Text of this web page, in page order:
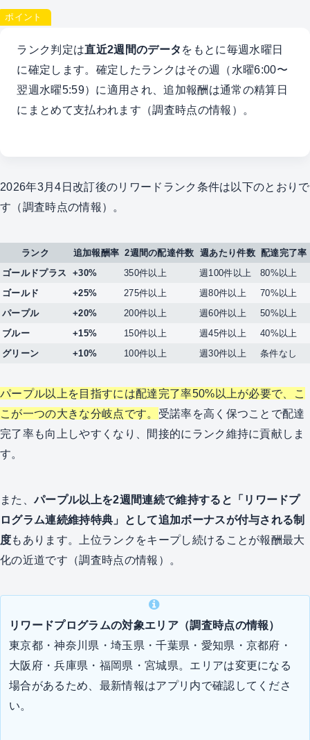
ポイント
ランク判定は直近2週間のデータ をもとに毎週水曜日
に確定します。確定したランクはその週（水曜6:00〜
翌週水曜5:59）に適用され、追加報酬は通常の精算日
にまとめて支払われます（調査時点の情報）。
2026年3月4日改訂後のリワードランク条件は以下のとおりで
す（調査時点の情報）。
ランク 追加報酬率 2週間の配達件数 週あたり件数 配達完了率
ゴールドプラス
+30% 350件以上 週100件以上
80%以上
ゴールド
+25% 275件以上 週80件以上
70%以上
パープル
+20% 200件以上 週60件以上
50%以上
ブルー
+15% 150件以上 週45件以上
40%以上
グリーン
+10% 100件以上 週30件以上 条件なし
パープル以上を目指すには配達完了率50%以上が必要で、こ
こが一つの大きな分岐点です。 受諾率を高く保つことで配達
完了率も向上しやすくなり、間接的にランク維持に貢献しま
す。
また、 パープル以上を2週間連続で維持すると「リワードプ
ログラム連続維持特典」として追加ボーナスが付与される制
度もあります。上位ランクをキープし続けることが報酬最大
化の近道です（調査時点の情報）。
リワードプログラムの対象エリア（調査時点の情報）
東京都・神奈川県・埼玉県・千葉県・愛知県・京都府・
大阪府・兵庫県・福岡県・宮城県。エリアは変更になる
場合があるため、最新情報はアプリ内で確認してくださ
い。